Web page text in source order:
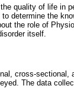
quality of life in
determine the
the role of
itself.
cross-sectional,
The data